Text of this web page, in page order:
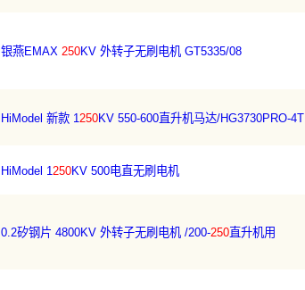
银燕EMAX 250KV 外转子无刷电机 GT5335/08
HiModel 新款 1250KV 550-600直升机马达/HG3730PRO-4T
HiModel 1250KV 500电直无刷电机
0.2矽钢片 4800KV 外转子无刷电机 /200-250直升机用